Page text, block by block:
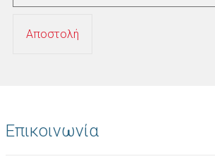
Επικοινωνία